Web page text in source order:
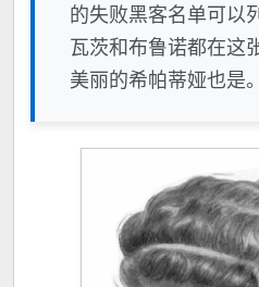
的失败黑客名单可以
瓦茨和布鲁诺都在这
美丽的希帕蒂娅也是。